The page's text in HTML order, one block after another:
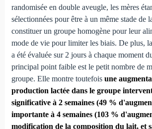
randomisée en double aveugle, les mères
sélectionnées pour être à un même stade de
constituer un groupe homogène pour leur
mode de vie pour limiter les biais. De plus,
a été évaluée sur 2 jours à chaque moment
principal point faible est le petit nombre de
groupe. Elle montre toutefoisune
production lactée dans le groupe
significative à 2 semaines (49 %
importante à 4 semaines (103 %
modification de la composition du lait, et